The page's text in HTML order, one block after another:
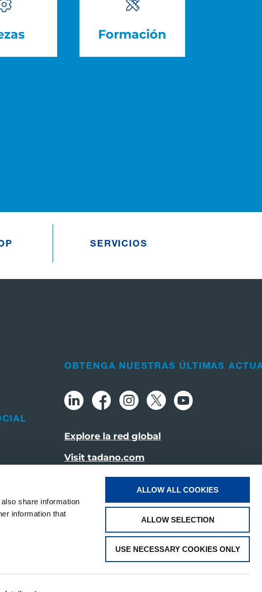
share information
information that
ALLOW ALL COOKIES
ALLOW SELECTION
USE NECESSARY COOKIES ONLY
Formación
SERVICIOS
OBTENGA NUESTRAS ÚLTIMAS
Explore la red global
Visit tadano.com